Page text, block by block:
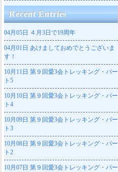
Recent Entries
04月05日 ４月3日で19周年
04月01日 あけましておめでとうございま
す！
10月11日 第９回愛3会トレッキング・パー
ト5
10月10日 第９回愛3会トレッキング・パー
ト4
10月09日 第９回愛3会トレッキング・パー
ト3
10月08日 第９回愛3会トレッキング・パー
ト2
10月07日 第９回愛3会トレッキング・パー